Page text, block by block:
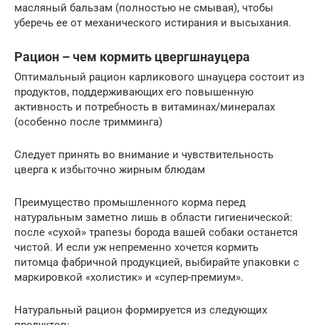
масляный бальзам (полностью не смывая), чтобы
уберечь ее от механического истирания и высыхания.
Рацион – чем кормить цвергшнауцера
Оптимальный рацион карликового шнауцера состоит из
продуктов, поддерживающих его повышенную
активность и потребность в витаминах/минералах
(особенно после тримминга)
Следует принять во внимание и чувствительность
цверга к избыточно жирным блюдам
Преимущество промышленного корма перед
натуральным заметно лишь в области гигиенической:
после «сухой» трапезы борода вашей собаки останется
чистой. И если уж непременно хочется кормить
питомца фабричной продукцией, выбирайте упаковки с
маркировкой «холистик» и «супер-премиум».
Натуральный рацион формируется из следующих